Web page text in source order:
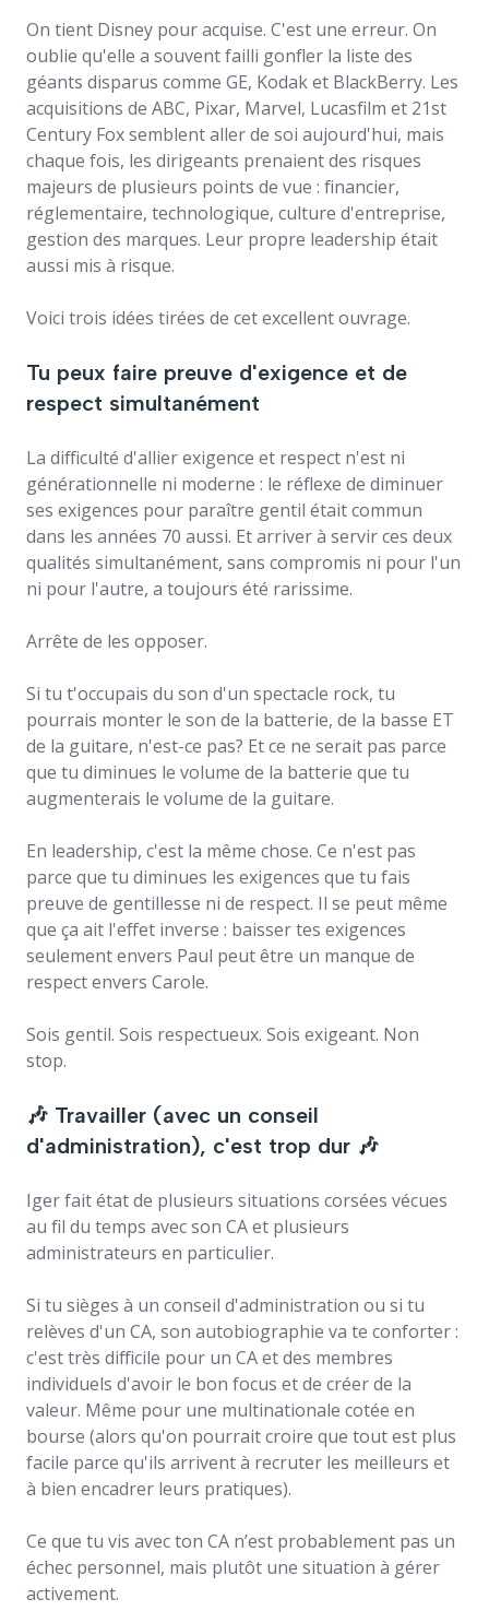
On tient Disney pour acquise. C'est une erreur. On
oublie qu'elle a souvent failli gonfler la liste des
géants disparus comme GE, Kodak et BlackBerry. Les
acquisitions de ABC, Pixar, Marvel, Lucasfilm et 21st
Century Fox semblent aller de soi aujourd'hui, mais
chaque fois, les dirigeants prenaient des risques
majeurs de plusieurs points de vue : financier,
réglementaire, technologique, culture d'entreprise,
gestion des marques. Leur propre leadership était
aussi mis à risque.
Voici trois idées tirées de cet excellent ouvrage.
Tu peux faire preuve d'exigence et de
respect simultanément
La difficulté d'allier exigence et respect n'est ni
générationnelle ni moderne : le réflexe de diminuer
ses exigences pour paraître gentil était commun
dans les années 70 aussi. Et arriver à servir ces deux
qualités simultanément, sans compromis ni pour l'un
ni pour l'autre, a toujours été rarissime.
Arrête de les opposer.
Si tu t'occupais du son d'un spectacle rock, tu
pourrais monter le son de la batterie, de la basse ET
de la guitare, n'est-ce pas? Et ce ne serait pas parce
que tu diminues le volume de la batterie que tu
augmenterais le volume de la guitare.
En leadership, c'est la même chose. Ce n'est pas
parce que tu diminues les exigences que tu fais
preuve de gentillesse ni de respect. Il se peut même
que ça ait l'effet inverse : baisser tes exigences
seulement envers Paul peut être un manque de
respect envers Carole.
Sois gentil. Sois respectueux. Sois exigeant. Non
stop.
🎶 Travailler (avec un conseil
d'administration), c'est trop dur 🎶
Iger fait état de plusieurs situations corsées vécues
au fil du temps avec son CA et plusieurs
administrateurs en particulier.
Si tu sièges à un conseil d'administration ou si tu
relèves d'un CA, son autobiographie va te conforter :
c'est très difficile pour un CA et des membres
individuels d'avoir le bon focus et de créer de la
valeur. Même pour une multinationale cotée en
bourse (alors qu'on pourrait croire que tout est plus
facile parce qu'ils arrivent à recruter les meilleurs et
à bien encadrer leurs pratiques).
Ce que tu vis avec ton CA n’est probablement pas un
échec personnel, mais plutôt une situation à gérer
activement.